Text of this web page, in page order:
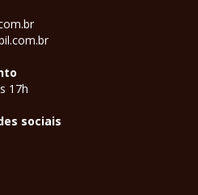
17h
sociais